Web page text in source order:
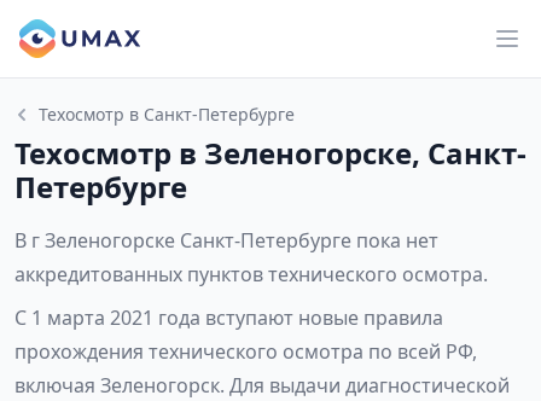
Техосмотр в Санкт-Петербурге
Техосмотр в Зеленогорске, Санкт-
Петербурге
В г Зеленогорске Санкт-Петербурге пока нет
аккредитованных пунктов технического осмотра.
С 1 марта 2021 года вступают новые правила
прохождения технического осмотра по всей РФ,
включая Зеленогорск. Для выдачи диагностической